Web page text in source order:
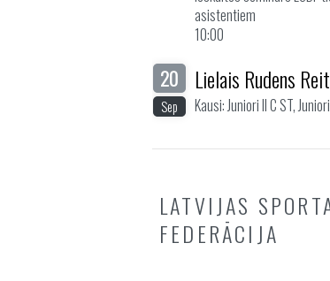
asistentiem
10:00
20
Sep
Lielais Rudens
Kausi: Juniori II C ST,
LATVIJAS
FEDERĀCIJA